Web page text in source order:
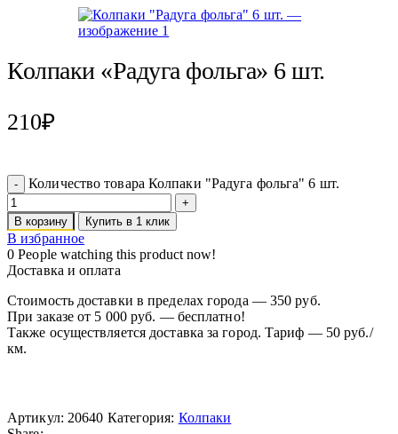
Колпаки «Радуга фольга» 6 шт.
210₽
Количество товара Колпаки "Радуга фольга" 6 шт.
В корзину Купить в 1 клик
В избранное
0 People watching this product now!
Доставка и оплата
Стоимость доставки в пределах города — 350 руб.
При заказе от 5 000 руб. — бесплатно!
Также осуществляется доставка за город. Тариф — 50 руб./
км.
Артикул: 20640 Категория: Колпаки